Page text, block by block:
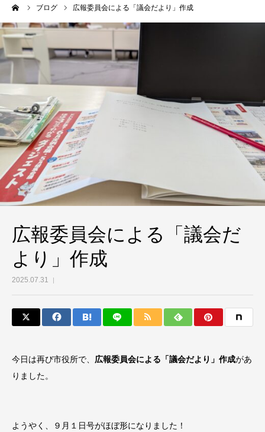
ブログ 広報委員会による「議会だより」作成
広報委員会による「議会だ
より」作成
2025.07.31
今日は再び市役所で、 広報委員会による「議会だより」作成があ
りました。
ようやく、９月１日号がほぼ形になりました！